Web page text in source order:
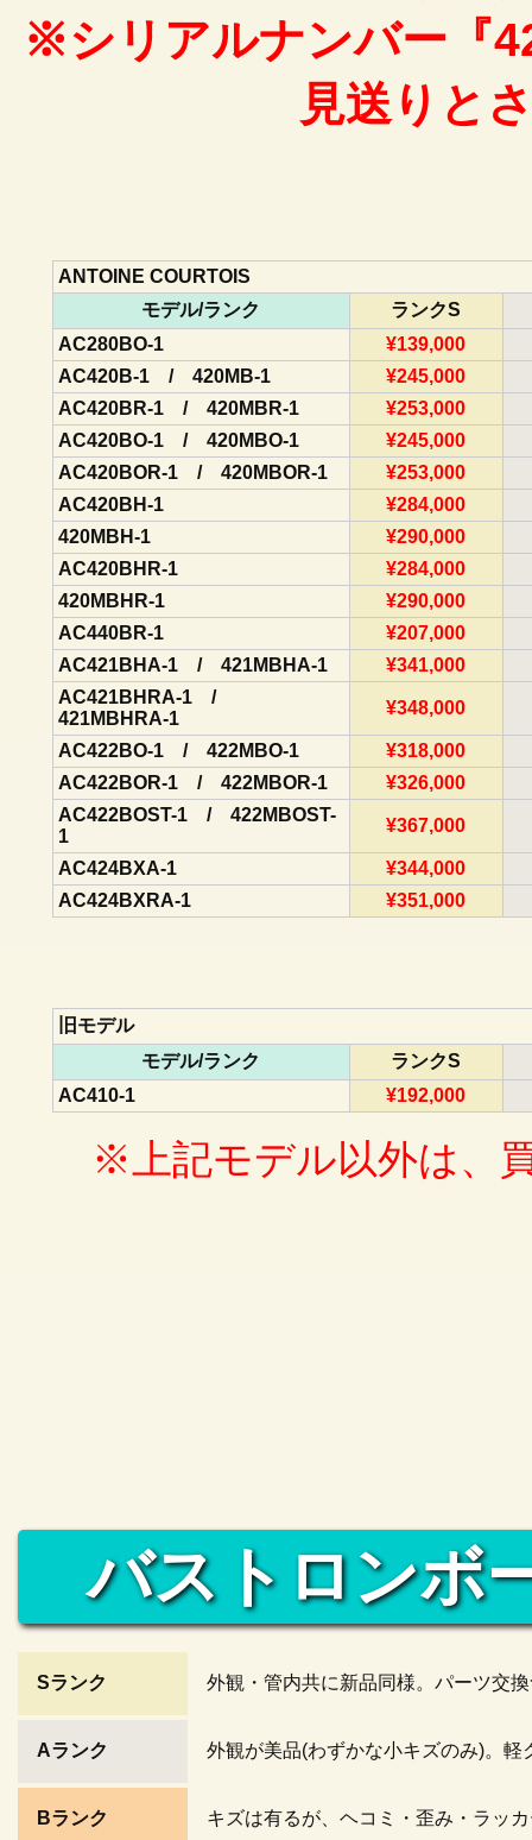
※シリアルナンバー『
見送りと
ANTOINE COURTOIS
モデル/ランク
ランクS
AC280BO-1
¥139,000
AC420B-1 / 420MB-1
¥245,000
AC420BR-1 / 420MBR-1
¥253,000
AC420BO-1 / 420MBO-1
¥245,000
AC420BOR-1 / 420MBOR-1
¥253,000
AC420BH-1
¥284,000
420MBH-1
¥290,000
AC420BHR-1
¥284,000
420MBHR-1
¥290,000
AC440BR-1
¥207,000
AC421BHA-1 / 421MBHA-1
¥341,000
AC421BHRA-1 /
421MBHRA-1
¥348,000
AC422BO-1 / 422MBO-1
¥318,000
AC422BOR-1 / 422MBOR-1
¥326,000
AC422BOST-1 / 422MBOST-
1
¥367,000
AC424BXA-1
¥344,000
AC424BXRA-1
¥351,000
旧モデル
モデル/ランク
ランクS
AC410-1
¥192,000
※上記モデル以外は、
バストロンボ
Sランク 外観・管内共に新品同様。パーツ交
Aランク 外観が美品(わずかな小キズのみ)。
Bランク キズは有るが、ヘコミ・歪み・ラッ